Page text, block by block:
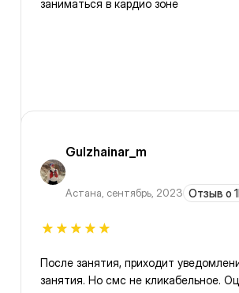
заниматься в кардио зоне
Gulzhainar_m
Астана, сентябрь, 2023 Отзыв о
После занятия, приходит
занятия. Но смс не кликабельное.